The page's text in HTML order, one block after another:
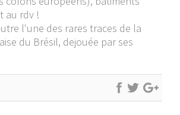
au rdv !
l'une des rares traces de la
du Brésil, dejouée par ses